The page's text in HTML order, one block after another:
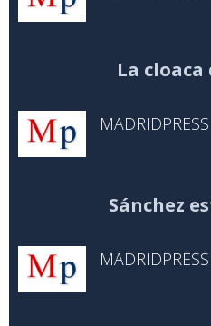
La cloaca
MADRIDPRESS
Sánchez
MADRIDPRESS